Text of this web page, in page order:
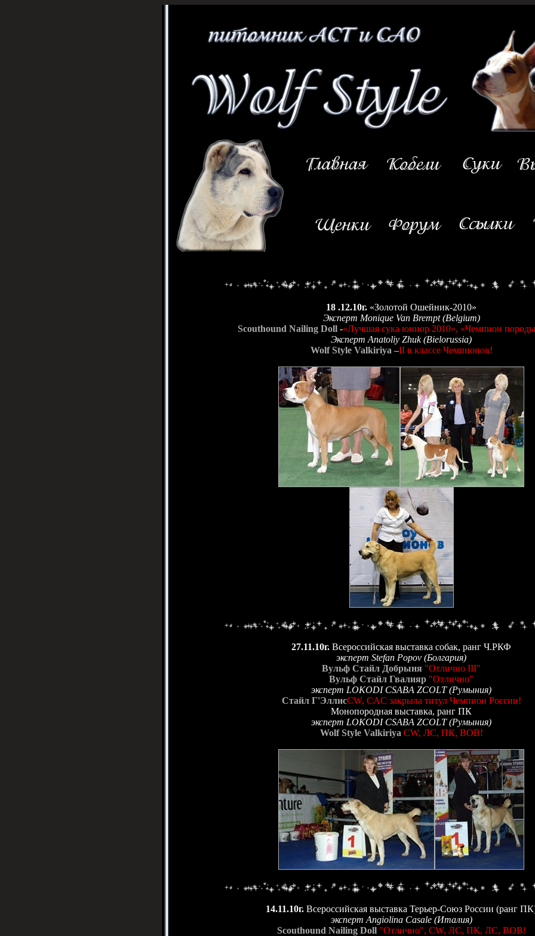
18 .12.10г. «Золотой Ошейник-2010»
Эксперт Monique Van Brempt (Belgium)
Scouthound Nailing Doll -«Лучшая сука юниор 2010», «Чемпион
Эксперт Anatoliy Zhuk (Bielorussia)
Wolf Style Valkiriya –II в классе Чемпионов!
27.11.10г. Всероссийская выставка собак, ранг Ч.РКФ
эксперт Stefan Popov (Болгария)
Вульф Стайл Добрыня "Отлично III"
Вульф Стайл Гвалияр "Отлично"
эксперт LOKODI CSABA ZCOLT (Румыния)
Стайл Г'ЭллисCW, CAC закрыла титул Чемпион России!
Монопородная выставка, ранг ПК
эксперт LOKODI CSABA ZCOLT (Румыния)
Wolf Style Valkiriya CW, ЛС, ПК, BOB!
14.11.10г. Всероссийская выставка Терьер-Союз России (ранг
эксперт Angiolina Casale (Италия)
Scouthound Nailing Doll "Отлично", CW, ЛС, ПК, ЛС, BOB!